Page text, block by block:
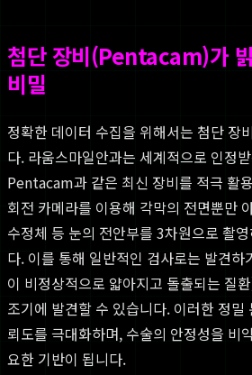
첨단 장비(Pentacam)가
비밀
정확한 데이터 수집을 위해서는 첨단 장
다. 라움스마일안과는 세계적으로 인정
Pentacam과 같은 최신 장비를 적극 활
회전 카메라를 이용해 각막의 전면뿐만
수정체 등 눈의 전안부를 3차원으로 촬
다. 이를 통해 일반적인 검사로는 발견
이 비정상적으로 얇아지고 돌출되는 질
조기에 발견할 수 있습니다. 이러한 정밀
뢰도를 극대화하며, 수술의 안정성을 비
요한 기반이 됩니다.